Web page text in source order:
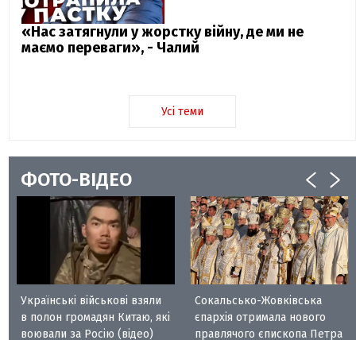
«Нас затягнули у жорстку війну, де ми не
маємо переваги», - Чалий
Усі теми
ФОТО-ВІДЕО
Українські військові взяли
в полон громадян Китаю, які
воювали за Росію (відео)
Сокальсько-Жовківська
єпархія отримала нового
правлячого єпископа Петра